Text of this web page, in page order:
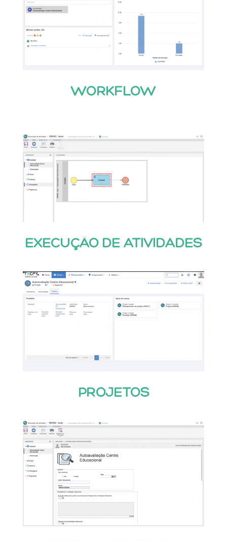
WORKFLOW
EXECUÇÃO DE ATIVIDADES
PROJETOS